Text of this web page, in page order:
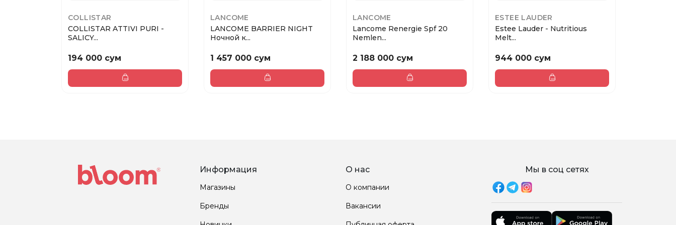
COLLISTAR
COLLISTAR ATTIVI PURI -
SALICY...
194 000 сум
LANCOME
LANCOME BARRIER NIGHT
Ночной к...
1 457 000 сум
LANCOME
Lancome Renergie Spf 20
Nemlen...
2 188 000 сум
ESTEE LAUDER
Estee Lauder - Nutritious
Melt...
944 000 сум
Информация
Магазины
Бренды
О нас
О компании
Вакансии
Мы в соц сетях